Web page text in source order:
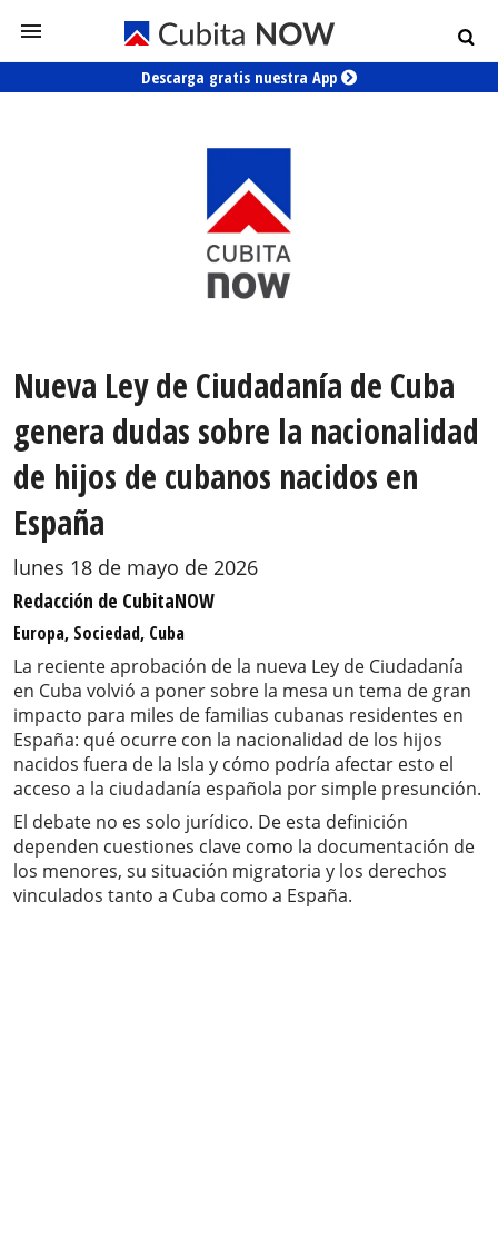
Descarga gratis nuestra App
Nueva Ley de Ciudadanía de Cuba
genera dudas sobre la nacionalidad
de hijos de cubanos nacidos en
España
lunes 18 de mayo de 2026
Redacción de CubitaNOW
Europa, Sociedad, Cuba
La reciente aprobación de la nueva Ley de Ciudadanía
en Cuba volvió a poner sobre la mesa un tema de gran
impacto para miles de familias cubanas residentes en
España: qué ocurre con la nacionalidad de los hijos
nacidos fuera de la Isla y cómo podría afectar esto el
acceso a la ciudadanía española por simple presunción.
El debate no es solo jurídico. De esta definición
dependen cuestiones clave como la documentación de
los menores, su situación migratoria y los derechos
vinculados tanto a Cuba como a España.